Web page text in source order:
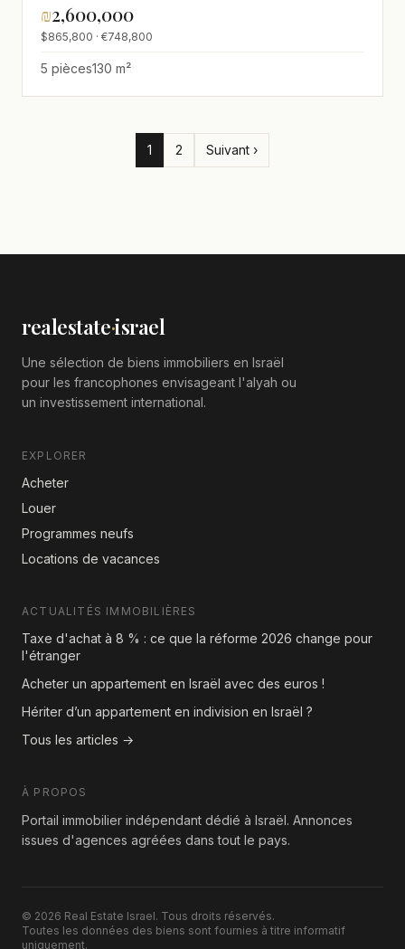
₪2,600,000
$865,800 · €748,800
5 pièces130 m²
1 2 Suivant ›
realestate·israel
Une sélection de biens immobiliers en Israël
pour les francophones envisageant l'alyah ou
un investissement international.
EXPLORER
Acheter
Louer
Programmes neufs
Locations de vacances
ACTUALITÉS IMMOBILIÈRES
Taxe d'achat à 8 % : ce que la réforme 2026 change pour
l'étranger
Acheter un appartement en Israël avec des euros !
Hériter d’un appartement en indivision en Israël ?
Tous les articles →
À PROPOS
Portail immobilier indépendant dédié à Israël. Annonces
issues d'agences agréées dans tout le pays.
© 2026 Real Estate Israel. Tous droits réservés.
Toutes les données des biens sont fournies à titre informatif
uniquement.